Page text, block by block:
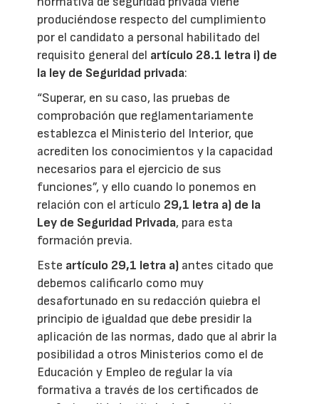
produciéndose respecto del cumplimiento
por el candidato a personal habilitado del
requisito general del artículo 28.1 letra i) de
la ley de Seguridad privada:
“Superar, en su caso, las pruebas de
comprobación que reglamentariamente
establezca el Ministerio del Interior, que
acrediten los conocimientos y la capacidad
necesarios para el ejercicio de sus
funciones”, y ello cuando lo ponemos en
relación con el artículo 29,1 letra a) de la
Ley de Seguridad Privada, para esta
formación previa.
Este artículo 29,1 letra a) antes citado que
debemos calificarlo como muy
desafortunado en su redacción quiebra el
principio de igualdad que debe presidir la
aplicación de las normas, dado que al abrir la
posibilidad a otros Ministerios como el de
Educación y Empleo de regular la vía
formativa a través de los certificados de